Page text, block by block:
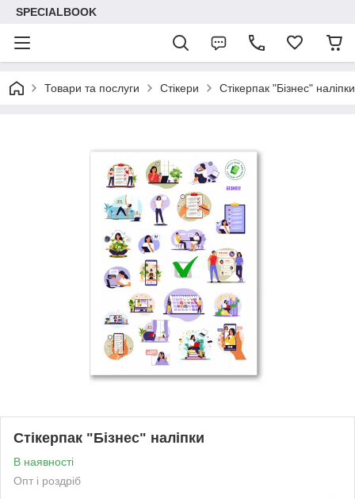
SPECIALBOOK
Товари та послуги Стікери Стікерпак "Бізнес" наліпки
Стікерпак "Бізнес" наліпки
В наявності
Опт і роздріб